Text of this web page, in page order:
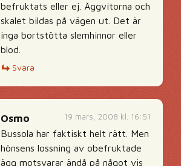
befruktats eller ej. Äggvitorna och
skalet bildas på vägen ut. Det är
inga bortstötta slemhinnor eller
blod.
Svara
19 mars, 2008 kl. 16:51
Osmo
Bussola har faktiskt helt rätt. Men
hönsens lossning av obefruktade
ägg motsvarar ändå på något vis